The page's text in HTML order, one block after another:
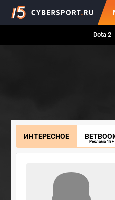
Dota 2
ИНТЕРЕСНОЕ
Реклама 18+